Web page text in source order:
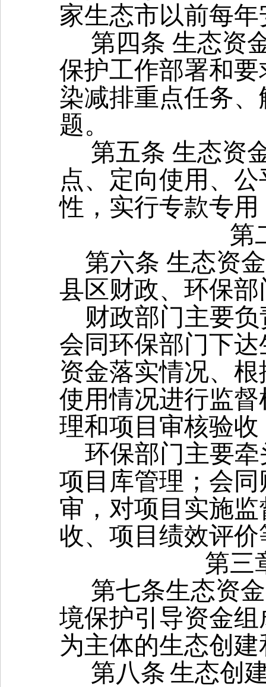
家生态市以前每
第四条 生态资
保护工作部署和
染减排重点任务
题。
第五条 生态资
点、定向使用、
性，实行专款专
第
第六条 生态资
县区财政、环保
财政部门主要
会同环保部门下
资金落实情况、
使用情况进行监
理和项目审核验
环保部门主要
项目库管理；会
审，对项目实施
收、项目绩效评
第三
第七条生态资
境保护引导资金组
为主体的生态创
第八条 生态创